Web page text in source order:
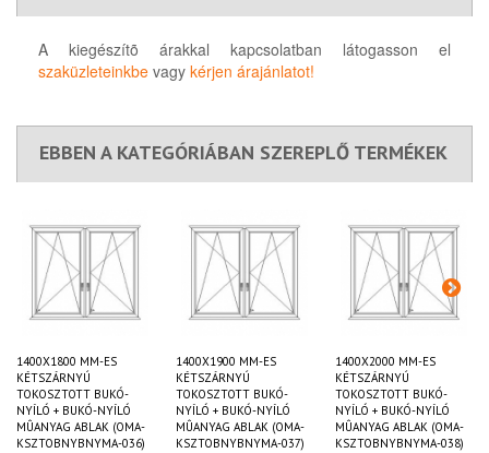
A kiegészítõ árakkal kapcsolatban látogasson el
szaküzleteinkbe vagy kérjen árajánlatot!
EBBEN A KATEGÓRIÁBAN SZEREPLŐ TERMÉKEK
1400X1800 MM-ES
KÉTSZÁRNYÚ
TOKOSZTOTT BUKÓ-
NYÍLÓ + BUKÓ-NYÍLÓ
MÛANYAG ABLAK (OMA-
KSZTOBNYBNYMA-036)
1400X1900 MM-ES
KÉTSZÁRNYÚ
TOKOSZTOTT BUKÓ-
NYÍLÓ + BUKÓ-NYÍLÓ
MÛANYAG ABLAK (OMA-
KSZTOBNYBNYMA-037)
1400X2000 MM-ES
KÉTSZÁRNYÚ
TOKOSZTOTT BUKÓ-
NYÍLÓ + BUKÓ-NYÍLÓ
MÛANYAG ABLAK (OMA-
KSZTOBNYBNYMA-038)